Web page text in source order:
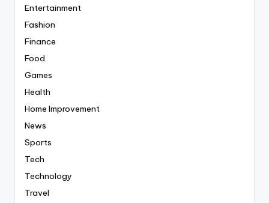
Entertainment
Fashion
Finance
Food
Games
Health
Home Improvement
News
Sports
Tech
Technology
Travel